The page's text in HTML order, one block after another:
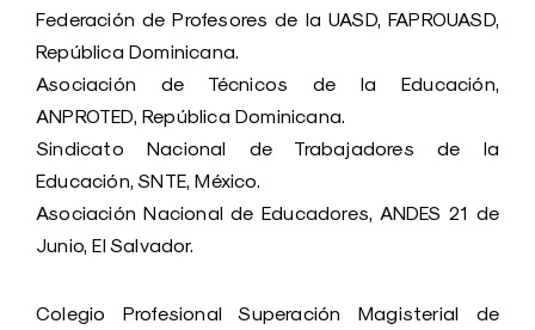
Federación de Profesores de la UASD, FAPROUASD,
República Dominicana.
Asociación de Técnicos de la Educación,
ANPROTED, República Dominicana.
Sindicato Nacional de Trabajadores de la
Educación, SNTE, México.
Asociación Nacional de Educadores, ANDES 21 de
Junio, El Salvador.
Colegio Profesional Superación Magisterial de